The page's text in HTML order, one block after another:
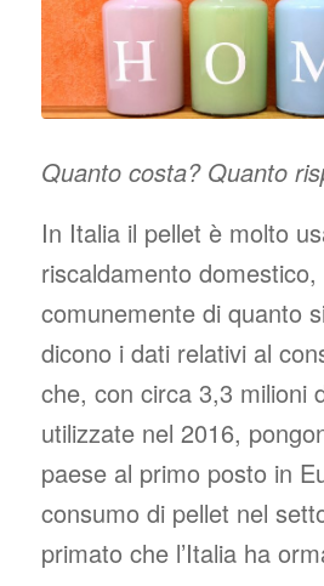
Quanto costa? Quanto
In Italia il pellet è molto
riscaldamento domestico,
comunemente di quanto
dicono i dati relativi al
che, con circa 3,3 milioni
utilizzate nel 2016,
paese al primo posto in
consumo di pellet nel
primato che l’Italia ha